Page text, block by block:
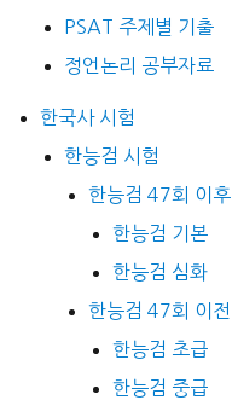
PSAT 주제별 기출
정언논리 공부자료
한국사 시험
한능검 시험
한능검 47회 이후
한능검 기본
한능검 심화
한능검 47회 이전
한능검 초급
한능검 중급